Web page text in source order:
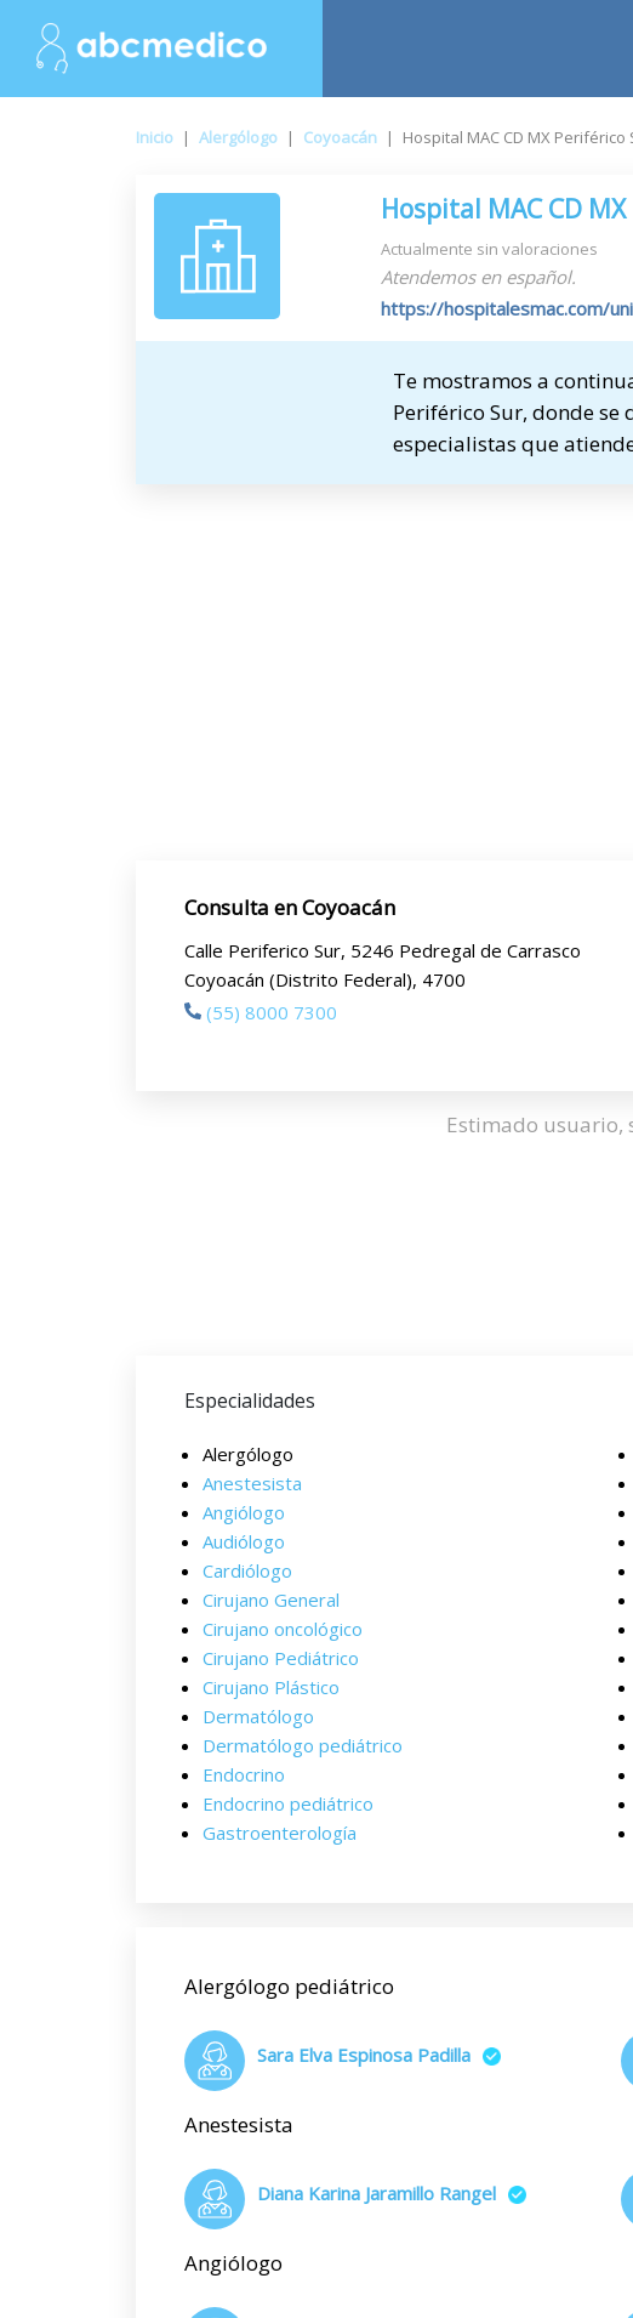
Inicio | Alergólogo | Coyoacán | Hospital MAC CD MX Periférico
Hospital MAC CD
Actualmente sin valoraciones
Atendemos en español.
https://hospitalesmac.com/
Te mostramos a
Periférico Sur, donde se
especialistas que
Consulta en Coyoacán
Calle Periferico Sur, 5246 Pedregal de Carrasco
Coyoacán (Distrito Federal), 4700
(55) 8000 7300
Estimado usuario,
Especialidades
Alergólogo
Anestesista
Angiólogo
Audiólogo
Cardiólogo
Cirujano General
Cirujano oncológico
Cirujano Pediátrico
Cirujano Plástico
Dermatólogo
Dermatólogo pediátrico
Endocrino
Endocrino pediátrico
Gastroenterología
Alergólogo pediátrico
Sara Elva Espinosa Padilla
Anestesista
Diana Karina Jaramillo Rangel
Angiólogo